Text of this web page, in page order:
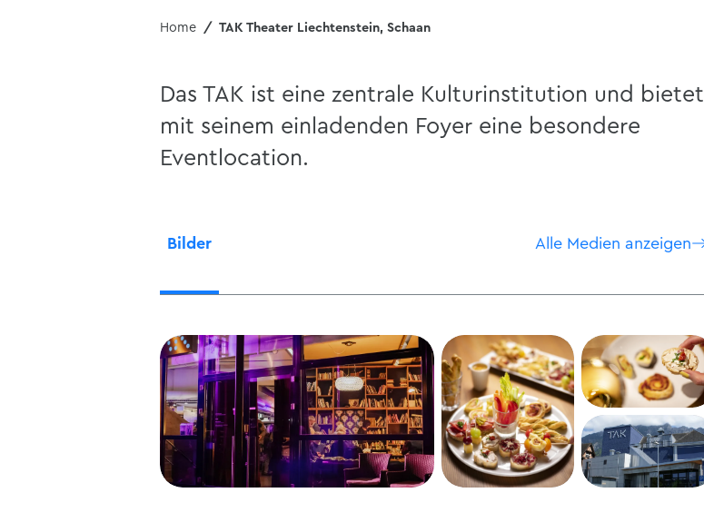
Home TAK Theater Liechtenstein, Schaan
Das TAK ist eine zentrale Kulturinstitution und bietet
mit seinem einladenden Foyer eine besondere
Eventlocation.
Bilder Alle Medien anzeigen